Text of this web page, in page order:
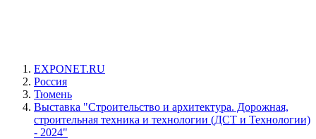
EXPONET.RU
Россия
Тюмень
Выставка "Строительство и архитектура. Дорожная,
строительная техника и технологии (ДСТ и Технологии)
- 2024"